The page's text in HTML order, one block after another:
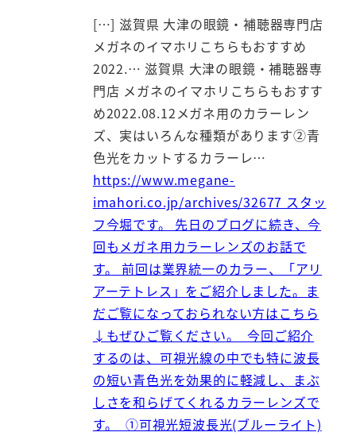
[…] 滋賀県 大津の眼鏡・補聴器専門店
メガネのイマホリこちらもおすすめ
2022.… 滋賀県 大津の眼鏡・補聴器専
門店 メガネのイマホリこちらもおすす
め2022.08.12メガネ用のカラーレン
ズ、実はいろんな種類があります②青
色光をカットするカラーレ…
https://www.megane-
imahori.co.jp/archives/32677 スタッ
フ今堀です。 先日のブログに続き、今
回もメガネ用カラーレンズのお話で
す。 前回は業界統一のカラー、「アリ
アーテトレス」をご紹介しました。ま
だご覧になっておられない方はこちら
↓もぜひご覧ください。 今回ご紹介
するのは、可視光線の中でも特に波長
の短い青色光を効果的に軽減し、まぶ
しさを和らげてくれるカラーレンズで
す。 ①可視光短波長光(ブルーライト)